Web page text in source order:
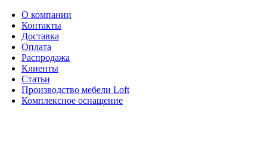
О компании
Контакты
Доставка
Оплата
Распродажа
Клиенты
Статьи
Производство мебели Loft
Комплексное оснащение